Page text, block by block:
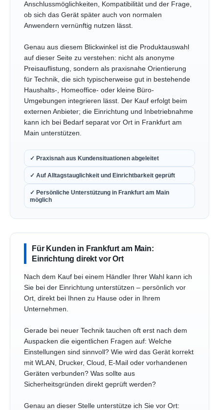
Anschlussmöglichkeiten, Kompatibilität und der Frage,
ob sich das Gerät später auch von normalen
Anwendern vernünftig nutzen lässt.
Genau aus diesem Blickwinkel ist die Produktauswahl
auf dieser Seite zu verstehen: nicht als anonyme
Preisauflistung, sondern als praxisnahe Orientierung
für Technik, die sich typischerweise gut in bestehende
Haushalts-, Homeoffice- oder kleine Büro-
Umgebungen integrieren lässt. Der Kauf erfolgt beim
externen Anbieter; die Einrichtung und Inbetriebnahme
kann ich bei Bedarf separat vor Ort in Frankfurt am
Main unterstützen.
✓ Praxisnah aus Kundensituationen abgeleitet
✓ Auf Alltagstauglichkeit und Einrichtbarkeit geprüft
✓ Persönliche Unterstützung in Frankfurt am Main
möglich
Für Kunden in Frankfurt am Main:
Einrichtung direkt vor Ort
Nach dem Kauf bei einem Händler Ihrer Wahl kann ich
Sie bei der Einrichtung unterstützen – persönlich vor
Ort, direkt bei Ihnen zu Hause oder in Ihrem
Unternehmen.
Gerade bei neuer Technik tauchen oft erst nach dem
Auspacken die eigentlichen Fragen auf: Welche
Einstellungen sind sinnvoll? Wie wird das Gerät korrekt
mit WLAN, Drucker, Cloud, E-Mail oder vorhandenen
Geräten verbunden? Was sollte aus
Sicherheitsgründen direkt geprüft werden?
Genau an dieser Stelle unterstütze ich Sie vor Ort: